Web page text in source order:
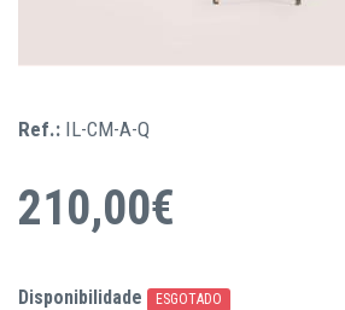
Ref.: IL-CM-A-Q
210,00€
Disponibilidade ESGOTADO